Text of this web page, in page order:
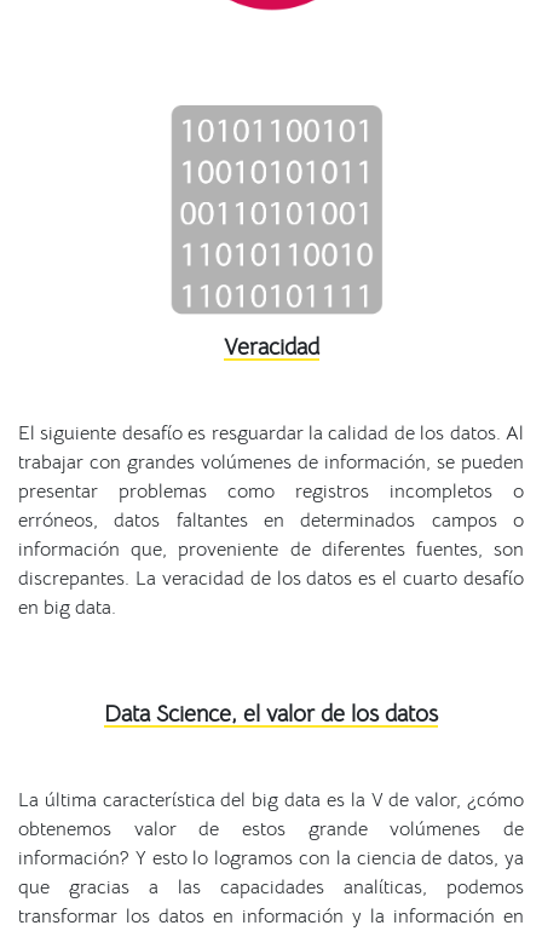
Veracidad
El siguiente desafío es resguardar la calidad de los datos. Al
trabajar con grandes volúmenes de información, se pueden
presentar problemas como registros incompletos o
erróneos, datos faltantes en determinados campos o
información que, proveniente de diferentes fuentes, son
discrepantes. La veracidad de los datos es el cuarto desafío
en big data.
Data Science, el valor de los datos
La última característica del big data es la V de valor, ¿cómo
obtenemos valor de estos grande volúmenes de
información? Y esto lo logramos con la ciencia de datos, ya
que gracias a las capacidades analíticas, podemos
transformar los datos en información y la información en